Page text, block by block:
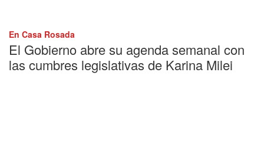
En Casa Rosada
El Gobierno abre su agenda semanal con
las cumbres legislativas de Karina Milei